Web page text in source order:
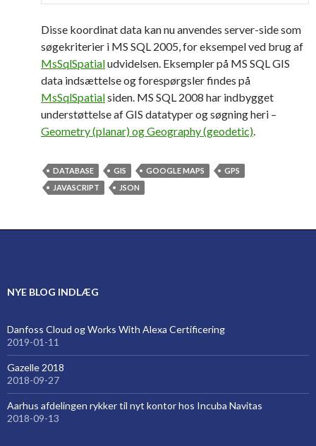
Disse koordinat data kan nu anvendes server-side som
søgekriterier i MS SQL 2005, for eksempel ved brug af
MsSqlSpatialudvidelsen. Eksempler på MS SQL GIS
data indsættelse og forespørgsler findes på
MsSqlSpatialsiden. MS SQL 2008 har indbygget
understøttelse af GIS datatyper og søgning heri –
Geometry (planar) og Geography (geodetic).
DATABASE GIS GOOGLE MAPS
GPS
JAVASCRIPT
JSON
NYE BLOG INDLÆG
Danfoss Cloud og Works With Alexa Certificering
2019-01-11
Gazelle 2018
2018-09-27
Aarhus afdelingen rykker til nyt kontor hos Incuba Navitas
2018-09-13